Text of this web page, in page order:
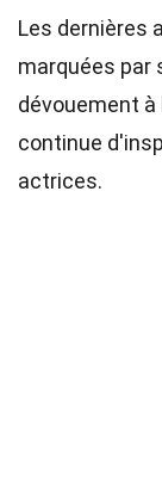
Les dernières
marquées par
dévouement
continue
actrices.